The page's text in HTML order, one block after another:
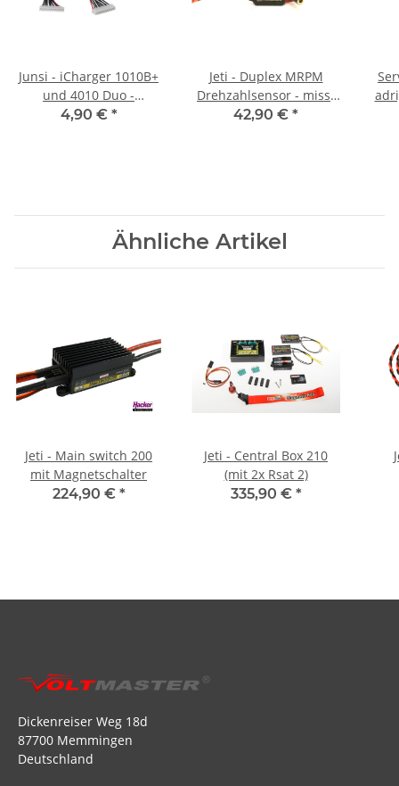
Junsi - iCharger 1010B+
und 4010 Duo -
Anschlusskabel 11-11
4,90 € *
Jeti - Duplex MRPM
Drehzahlsensor - misst
optisch
42,90 € *
Ähnliche Artikel
Jeti - Main switch 200
mit Magnetschalter
224,90 € *
Jeti - Central Box 210
(mit 2x Rsat 2)
335,90 € *
Dickenreiser Weg 18d
87700 Memmingen
Deutschland